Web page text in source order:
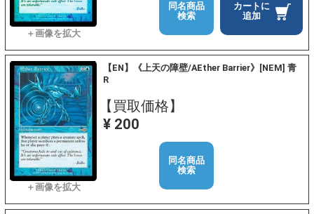
カートに
追加
同名商品
検索
【EN】《上天の障壁/AEther Barrier》[NEM] 青
R
【買取価格】
¥ 200
同名商品
検索